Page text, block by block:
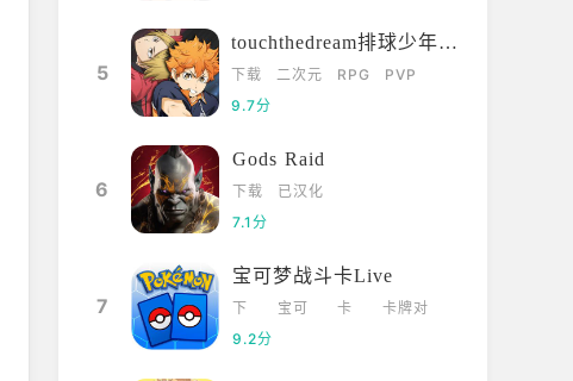
5
touchthedream排球少年日服
下载 二次元 RPG
PVP
9.7分
6
Gods Raid
下载
已汉化
7.1分
7
宝可梦战斗卡Live
下
载
宝可
卡
卡牌对
9.2分